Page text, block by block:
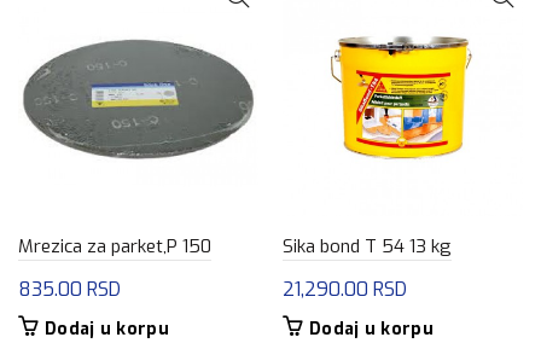
Mrezica za parket,P 150
835.00 RSD
Dodaj u korpu
Sika bond T 54 13 kg
21,290.00 RSD
Dodaj u korpu